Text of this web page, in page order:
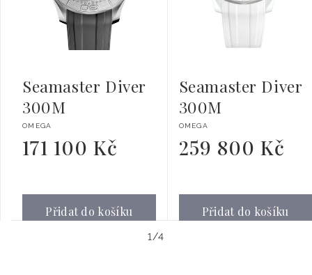
Seamaster Diver
300M
Dodavatel:
OMEGA
Běžná
cena
171 100 Kč
Přidat do košíku
Seamaster Diver
300M
Dodavatel:
OMEGA
Běžná
cena
259 800 Kč
Přidat do košíku
1 /z4